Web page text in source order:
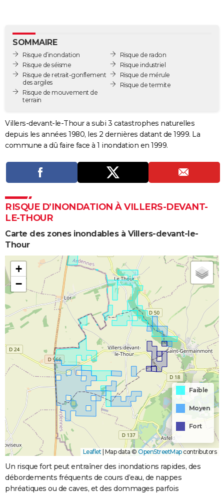
GUIDES D'ACHAT
BONS PLANS
CARTE DE VOEUX
Carte de Noël
Carte Bonne année
Carte Saint-Valentin
Carte Pâques
Carte d'anniversaire
DICTIONNAIRE
COPAINS D'AVANT
SOMMAIRE
Risque d’inondation
Risque de séisme
Risque de retrait-gonflement
des argiles
Risque de mouvement de
terrain
Risque de radon
Risque industriel
Risque de mérule
Risque de termite
Villers-devant-le-Thour a subi 3 catastrophes naturelles
depuis les années 1980, les 2 dernières datant de 1999. La
commune a dû faire face à 1 inondation en 1999.
RISQUE D’INONDATION À VILLERS-DEVANT-
LE-THOUR
Carte des zones inondables à Villers-devant-le-
Thour
+
−
Faible
Moyen
Fort
Leaflet | Map data © OpenStreetMapcontributors
Un risque fort peut entraîner des inondations rapides, des
débordements fréquents de cours d’eau, de nappes
phréatiques ou de caves, et des dommages parfois